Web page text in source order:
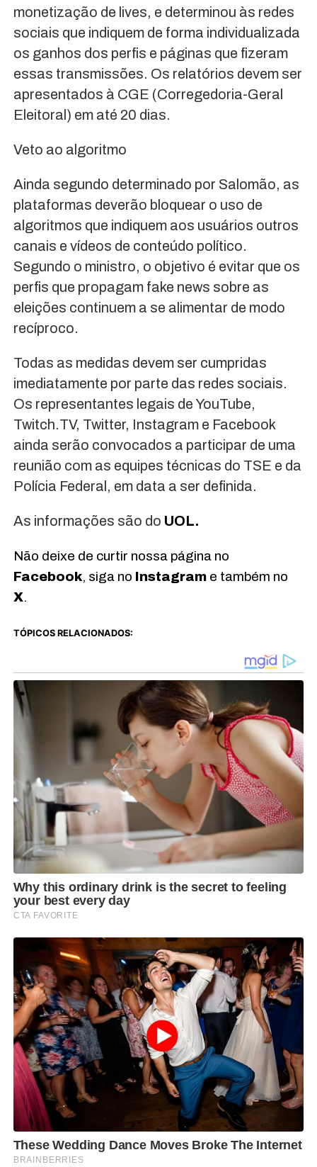
monetização de lives, e determinou às redes
sociais que indiquem de forma individualizada
os ganhos dos perfis e páginas que fizeram
essas transmissões. Os relatórios devem ser
apresentados à CGE (Corregedoria-Geral
Eleitoral) em até 20 dias.
Veto ao algoritmo
Ainda segundo determinado por Salomão, as
plataformas deverão bloquear o uso de
algoritmos que indiquem aos usuários outros
canais e vídeos de conteúdo político.
Segundo o ministro, o objetivo é evitar que os
perfis que propagam fake news sobre as
eleições continuem a se alimentar de modo
recíproco.
Todas as medidas devem ser cumpridas
imediatamente por parte das redes sociais.
Os representantes legais de YouTube,
Twitch.TV, Twitter, Instagram e Facebook
ainda serão convocados a participar de uma
reunião com as equipes técnicas do TSE e da
Polícia Federal, em data a ser definida.
As informações são do UOL.
Não deixe de curtir nossa página no
Facebook, siga no Instagrame também no
X.
TÓPICOS RELACIONADOS: